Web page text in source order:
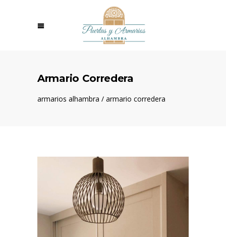
Armario Corredera
armarios alhambra / armario corredera